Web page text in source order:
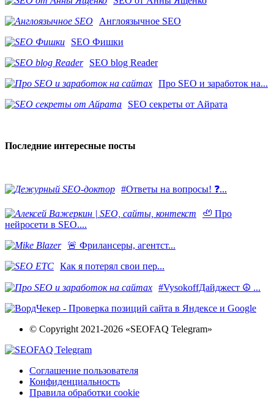
Англоязычное SEO
SEO Фишки
SEO blog Reader
Про SEO и заработок на...
SEO секреты от Айрата
Последние интересные посты
#Ответы на вопросы! ❓...
🦥 Про
нейросети в SEO....
​🚨 Фрилансеры, агентст...
Как я потерял свои пер...
#VysokoffДайджест ☮️ ...
© Copyright 2021-2026 «SEOFAQ Telegram»
Соглашение пользователя
Конфиденциальность
Правила обработки cookie